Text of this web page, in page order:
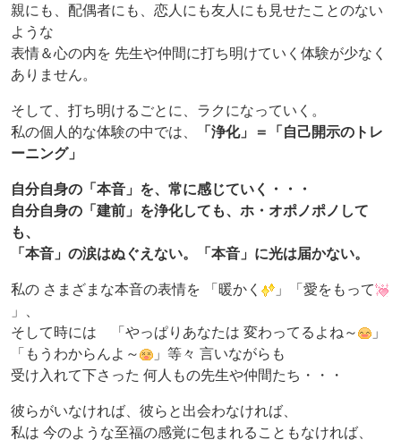
親にも、配偶者にも、恋人にも友人にも見せたことのない
ような
表情＆心の内を 先生や仲間に打ち明けていく体験が少なく
ありません。
そして、打ち明けるごとに、ラクになっていく。
私の個人的な体験の中では、
「浄化」＝「自己開示のトレ
ーニング」
自分自身の「本音」を、常に感じていく・・・
自分自身の「建前」を浄化しても、ホ・オポノポノして
も、
「本音」の涙はぬぐえない。「本音」に光は届かない。
私の さまざまな本音の表情を 「暖かく
」「愛をもって
」、
そして時には 「やっぱりあなたは 変わってるよね～
」
「もうわからんよ～
」等々 言いながらも
受け入れて下さった 何人もの先生や仲間たち・・・
彼らがいなければ、彼らと出会わなければ、
私は 今のような至福の感覚に包まれることもなければ、